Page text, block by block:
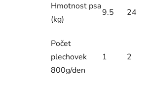
Hmotnost psa
(kg)
9.5 24
Počet
plechovek
800g/den
1 2